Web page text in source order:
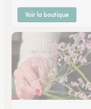
Voir la boutique